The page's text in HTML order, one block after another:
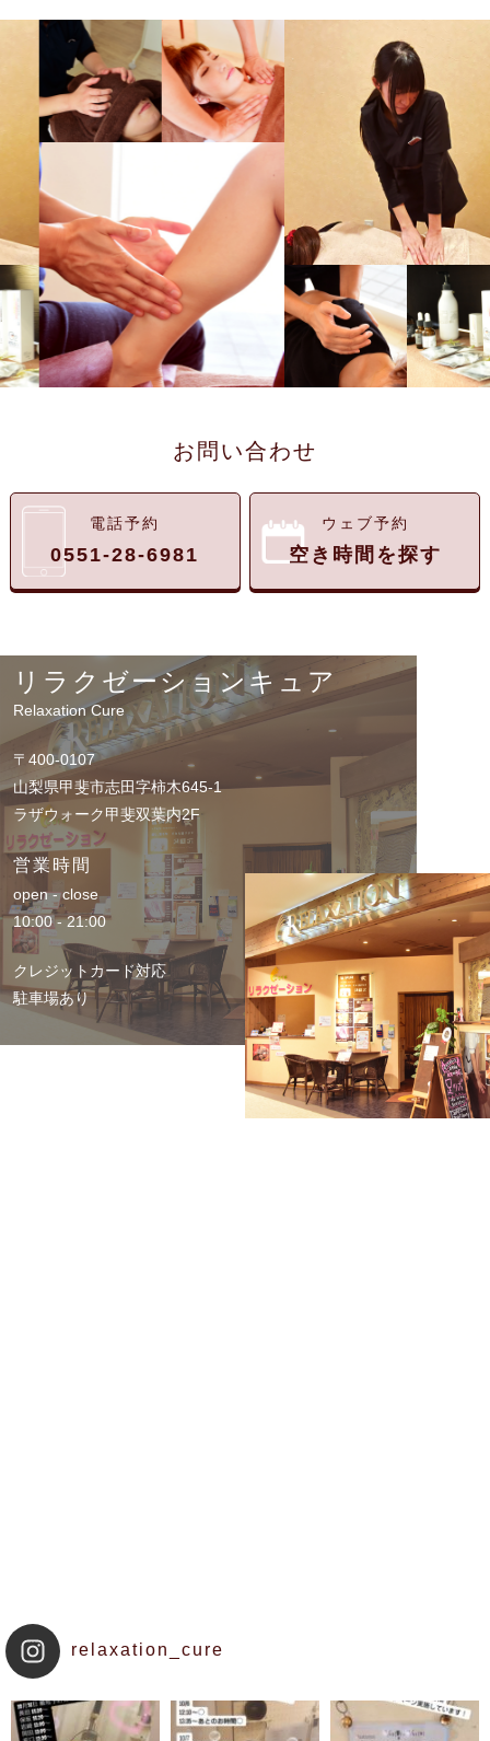
お問い合わせ
電話予約
0551-28-6981
ウェブ予約
空き時間を探す
リラクゼーションキュア
Relaxation Cure
〒400-0107
山梨県甲斐市志田字柿木645-1
ラザウォーク甲斐双葉内2F
営業時間
open - close
10:00 - 21:00
クレジットカード対応
駐車場あり
relaxation_cure